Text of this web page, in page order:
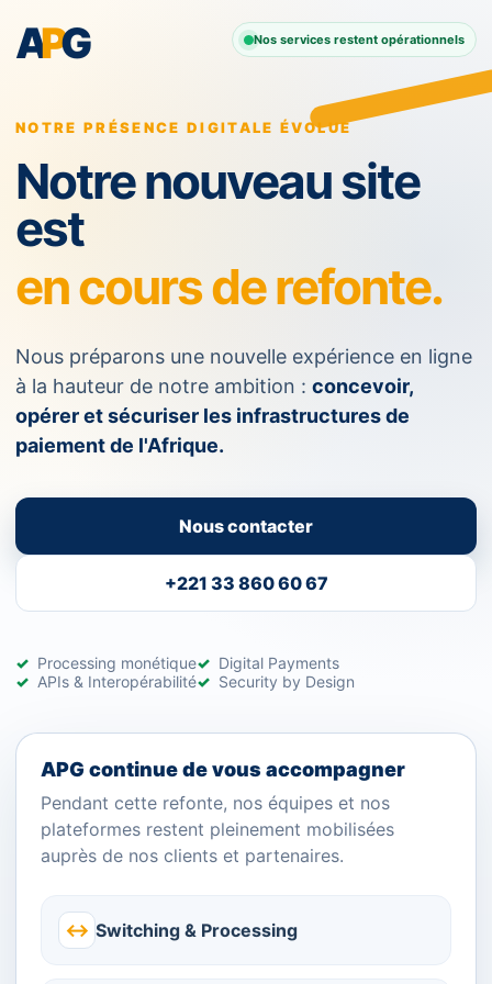
APG Nos services restent opérationnels
NOTRE PRÉSENCE DIGITALE ÉVOLUE
Notre nouveau site
est
en cours de refonte.
Nous préparons une nouvelle expérience en ligne
à la hauteur de notre ambition : concevoir,
opérer et sécuriser les infrastructures de
paiement de l'Afrique.
Nous contacter
+221 33 860 60 67
Processing monétique
Digital Payments
APIs & Interopérabilité
Security by Design
APG continue de vous accompagner
Pendant cette refonte, nos équipes et nos
plateformes restent pleinement mobilisées
auprès de nos clients et partenaires.
↔ Switching & Processing